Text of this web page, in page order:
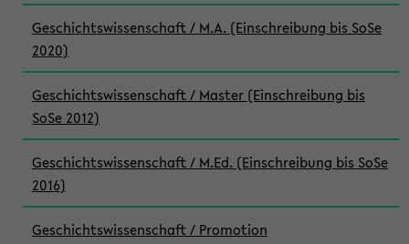
Geschichtswissenschaft / M.A. (Einschreibung bis SoSe
2020)
Geschichtswissenschaft / Master (Einschreibung bis
SoSe 2012)
Geschichtswissenschaft / M.Ed. (Einschreibung bis SoSe
2016)
Geschichtswissenschaft / Promotion